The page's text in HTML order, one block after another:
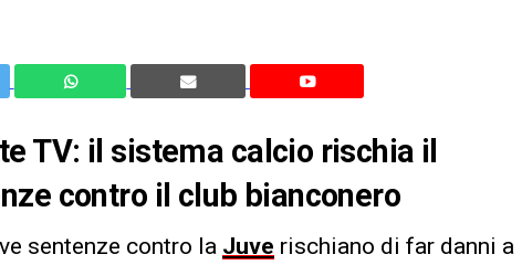
TV: il sistema calcio rischia il
contro il club bianconero
sentenze contro la Juve rischiano di far danni a